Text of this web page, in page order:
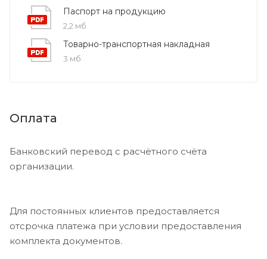
Паспорт на продукцию
2,2 мб
Товарно-транспортная накладная
3 мб
Оплата
Банковский перевод с расчётного счёта
организации.
Для постоянных клиентов предоставляется
отсрочка платежа при условии предоставления
комплекта документов.